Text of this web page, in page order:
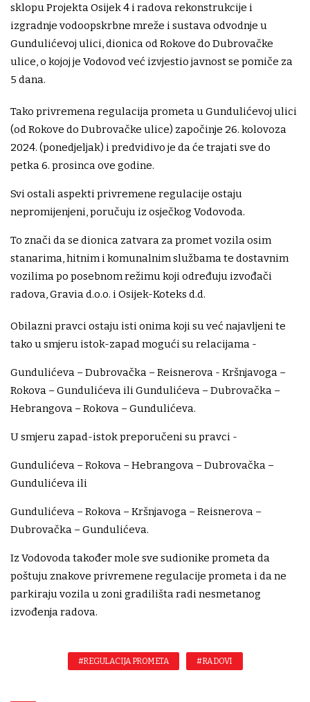
sklopu Projekta Osijek 4 i radova rekonstrukcije i
izgradnje vodoopskrbne mreže i sustava odvodnje u
Gundulićevoj ulici, dionica od Rokove do Dubrovačke
ulice, o kojoj je Vodovod već izvjestio javnost se pomiče za
5 dana.
Tako privremena regulacija prometa u Gundulićevoj ulici
(od Rokove do Dubrovačke ulice) započinje 26. kolovoza
2024. (ponedjeljak) i predvidivo je da će trajati sve do
petka 6. prosinca ove godine.
Svi ostali aspekti privremene regulacije ostaju
nepromijenjeni, poručuju iz osječkog Vodovoda.
To znači da se dionica zatvara za promet vozila osim
stanarima, hitnim i komunalnim službama te dostavnim
vozilima po posebnom režimu koji određuju izvođači
radova, Gravia d.o.o. i Osijek-Koteks d.d.
Obilazni pravci ostaju isti onima koji su već najavljeni te
tako u smjeru istok-zapad mogući su relacijama -
Gundulićeva – Dubrovačka – Reisnerova - Kršnjavoga –
Rokova – Gundulićeva ili Gundulićeva – Dubrovačka –
Hebrangova – Rokova – Gundulićeva.
U smjeru zapad-istok preporučeni su pravci -
Gundulićeva – Rokova – Hebrangova – Dubrovačka –
Gundulićeva ili
Gundulićeva – Rokova – Kršnjavoga – Reisnerova –
Dubrovačka – Gundulićeva.
Iz Vodovoda također mole sve sudionike prometa da
poštuju znakove privremene regulacije prometa i da ne
parkiraju vozila u zoni gradilišta radi nesmetanog
izvođenja radova.
#REGULACIJA PROMETA #RADOVI